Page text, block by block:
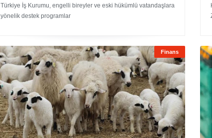
Türkiye İş Kurumu, engelli bireyler ve eski hükümlü vatandaşlara
yönelik destek programlar
Finans